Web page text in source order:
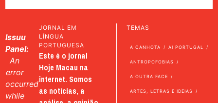
Issuu
Panel:
An
error
occurred
while
JORNAL EM
LÍNGUA
PORTUGUESA
Este é o jornal
Hoje Macau na
internet. Somos
as notícias, a
TEMAS
A CANHOTA AI PORTUGAL
ANTROPOFOBIAS
A OUTRA FACE
ARTES, LETRAS E IDEIAS